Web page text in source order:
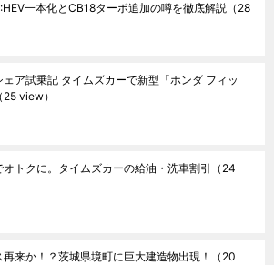
一本化とCB18ターボ追加の噂を徹底解説 （28
ェア試乗記 タイムズカーで新型「ホンダ フィッ
（25 view）
オトクに。タイムズカーの給油・洗車割引 （24
再来か！？茨城県境町に巨大建造物出現！
（20